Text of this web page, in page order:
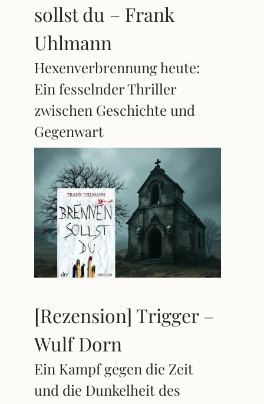
sollst du – Frank
Uhlmann
Hexenverbrennung heute:
Ein fesselnder Thriller
zwischen Geschichte und
Gegenwart
[Rezension] Trigger –
Wulf Dorn
Ein Kampf gegen die Zeit
und die Dunkelheit des